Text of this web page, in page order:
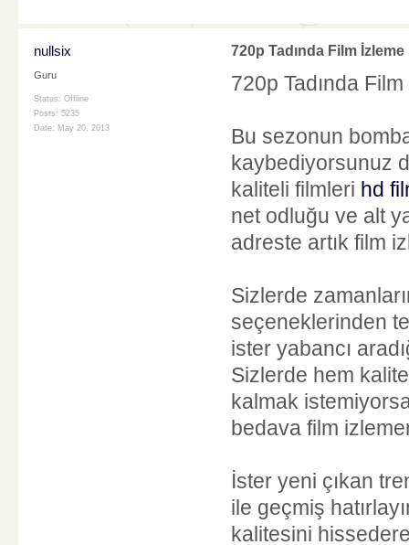
nullsix
Guru
Status: Offline
Posts: 5235
Date: May 20, 2013
720p Tadında Film İzleme
720p Tadında
Bu sezonun
kaybediyorsunuz
kaliteli filmleri hd
net odluğu ve alt
adreste artık film
Sizlerde
seçeneklerinden
ister yabancı
Sizlerde hem
kalmak
bedava film
İster yeni çıkan
ile geçmiş
kalitesini